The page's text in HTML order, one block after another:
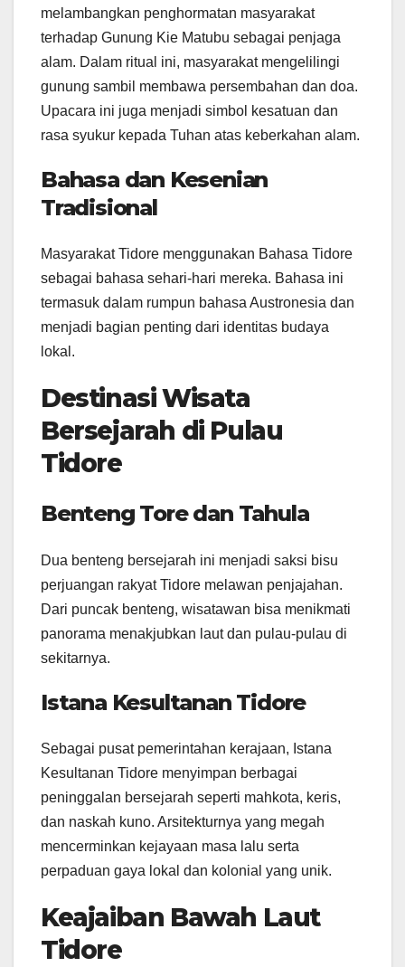
melambangkan penghormatan masyarakat
terhadap Gunung Kie Matubu sebagai penjaga
alam. Dalam ritual ini, masyarakat mengelilingi
gunung sambil membawa persembahan dan doa.
Upacara ini juga menjadi simbol kesatuan dan
rasa syukur kepada Tuhan atas keberkahan alam.
Bahasa dan Kesenian
Tradisional
Masyarakat Tidore menggunakan Bahasa Tidore
sebagai bahasa sehari-hari mereka. Bahasa ini
termasuk dalam rumpun bahasa Austronesia dan
menjadi bagian penting dari identitas budaya
lokal.
Destinasi Wisata
Bersejarah di Pulau
Tidore
Benteng Tore dan Tahula
Dua benteng bersejarah ini menjadi saksi bisu
perjuangan rakyat Tidore melawan penjajahan.
Dari puncak benteng, wisatawan bisa menikmati
panorama menakjubkan laut dan pulau-pulau di
sekitarnya.
Istana Kesultanan Tidore
Sebagai pusat pemerintahan kerajaan, Istana
Kesultanan Tidore menyimpan berbagai
peninggalan bersejarah seperti mahkota, keris,
dan naskah kuno. Arsitekturnya yang megah
mencerminkan kejayaan masa lalu serta
perpaduan gaya lokal dan kolonial yang unik.
Keajaiban Bawah Laut
Tidore